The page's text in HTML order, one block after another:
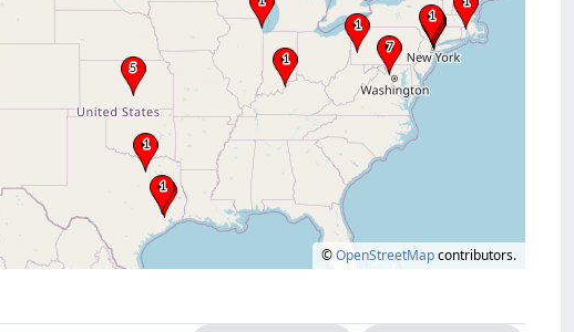
©OpenStreetMapcontributors.